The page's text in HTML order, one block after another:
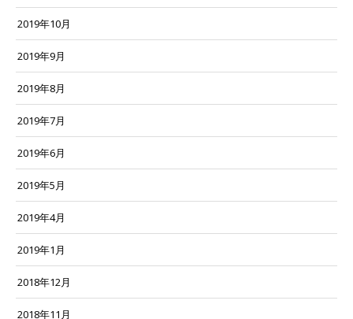
2019年10月
2019年9月
2019年8月
2019年7月
2019年6月
2019年5月
2019年4月
2019年1月
2018年12月
2018年11月